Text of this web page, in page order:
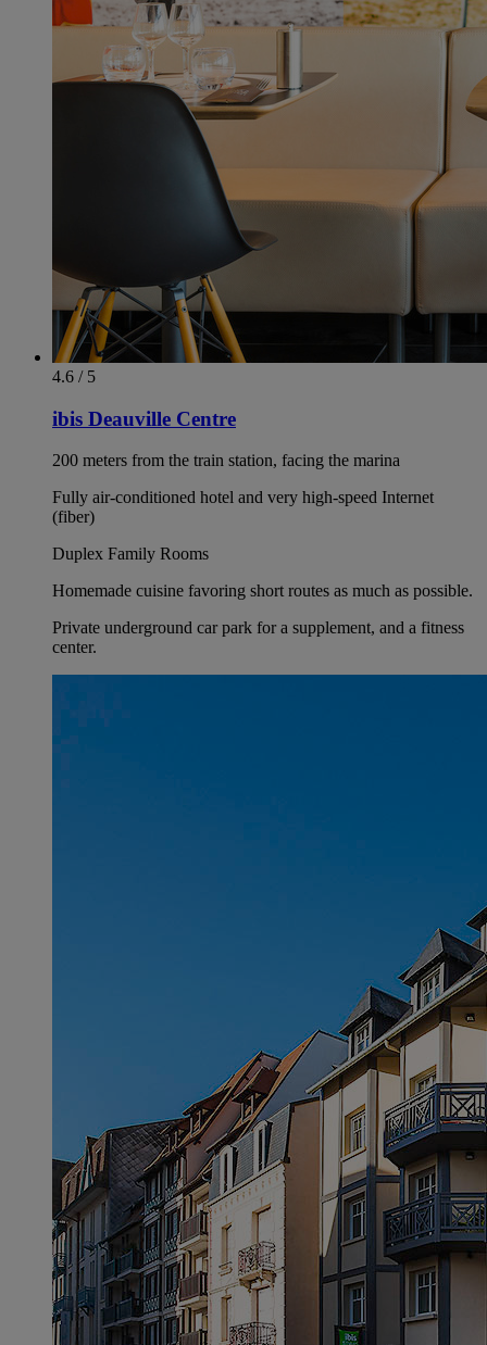
4.6 / 5
ibis Deauville Centre
200 meters from the train station, facing the marina
Fully air-conditioned hotel and very high-speed Internet
(fiber)
Duplex Family Rooms
Homemade cuisine favoring short routes as much as possible.
Private underground car park for a supplement, and a fitness
center.